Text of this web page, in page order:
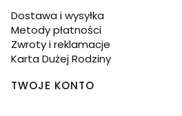
Dostawa i wysyłka
Metody płatności
Zwroty i reklamacje
Karta Dużej Rodziny
TWOJE KONTO